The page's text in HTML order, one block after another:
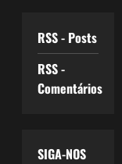
RSS - Posts
RSS -
Comentários
SIGA-NOS